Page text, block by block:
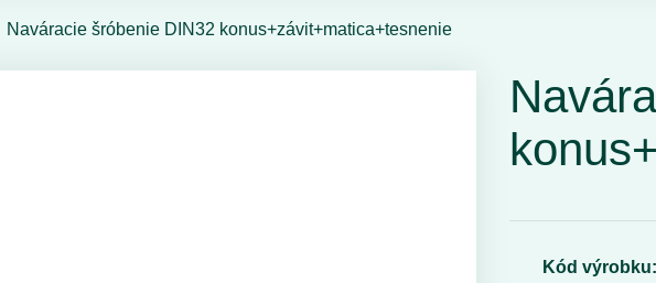
Naváracie šróbenie DIN32 konus+závit+matica+tesnenie
Kód výrobku: